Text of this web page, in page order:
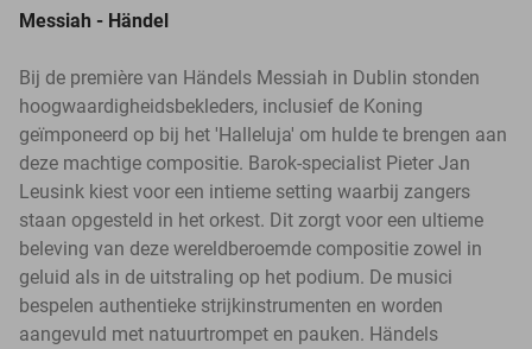
Messiah - Händel
Bij de première van Händels Messiah in Dublin stonden
hoogwaardigheidsbekleders, inclusief de Koning
geïmponeerd op bij het 'Halleluja' om hulde te brengen aan
deze machtige compositie. Barok-specialist Pieter Jan
Leusink kiest voor een intieme setting waarbij zangers
staan opgesteld in het orkest. Dit zorgt voor een ultieme
beleving van deze wereldberoemde compositie zowel in
geluid als in de uitstraling op het podium. De musici
bespelen authentieke strijkinstrumenten en worden
aangevuld met natuurtrompet en pauken. Händels